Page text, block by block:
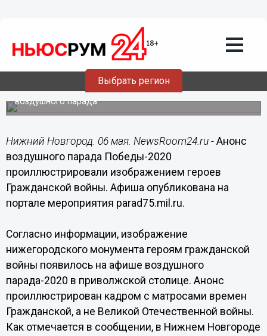
Выбрать регион
06.05.202015:15
Героев ВОВ и Гражданской войны
вновь перепутали
Матросы Волжской военной флотилии украсили анонс
воздушного парада.
Нижний Новгород. 06 мая. NewsRoom24.ru - Анонс
воздушного парада Победы-2020
проиллюстрировали изображением героев
Гражданской войны. Афиша опубликована на
портале мероприятия parad75.mil.ru.
Согласно информации, изображение
нижегородского монумента героям гражданской
войны появилось на афише воздушного
парада-2020 в приволжской столице. Анонс
проиллюстрирован кадром с матросами времен
Гражданской, а не Великой Отечественной войны.
Как отмечается в сообщении, в Нижнем Новгороде